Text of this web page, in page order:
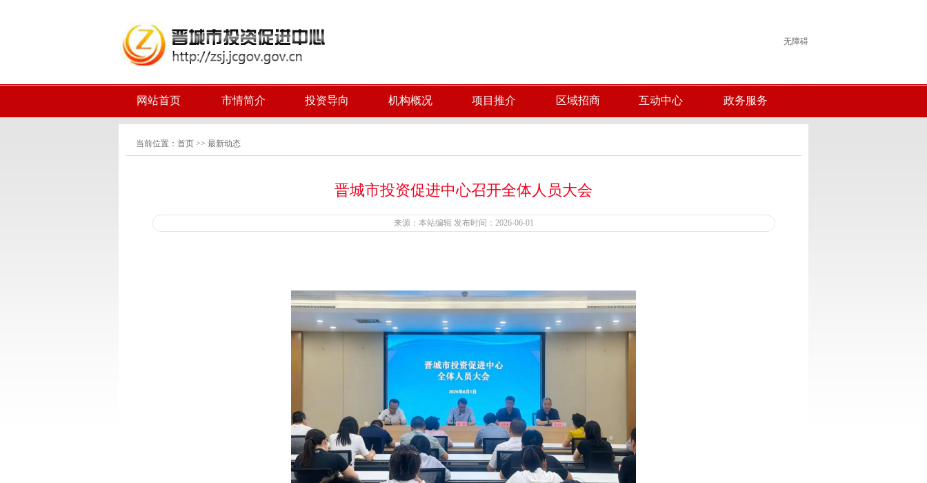
无障碍
网站首页 市情简介 投资导向 机构概况 项目推介 区域招商 互动中心 政务服务
当前位置： 首页 >> 最新动态
晋城市投资促进中心召开全体人员大会
来源：本站编辑 发布时间：2026-06-01